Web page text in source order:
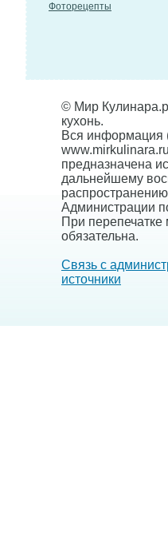
Фоторецепты
© Мир
кухонь.
Вся информация
предназначена
дальнейшему
Администрации
При
обязательна.
Связь с
источники